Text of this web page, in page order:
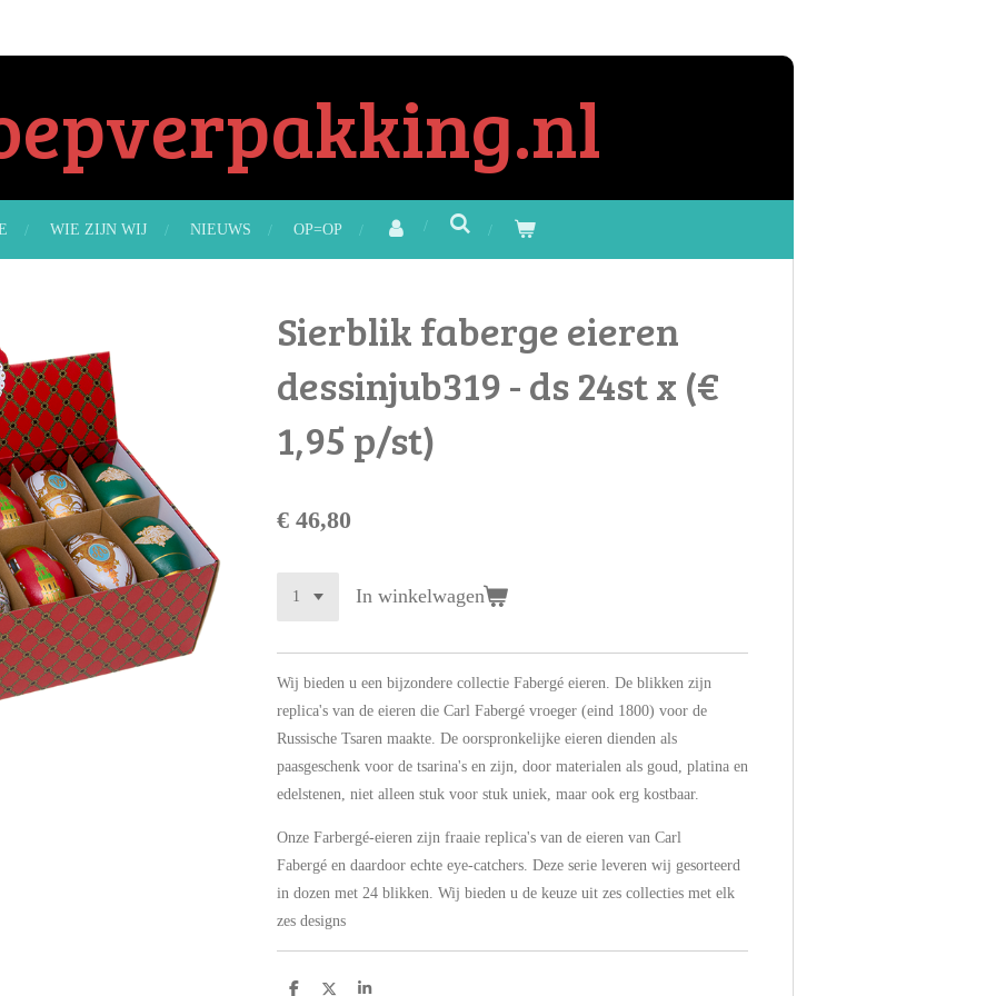
WIE ZIJN WIJ NIEUWS OP=OP
Sierblik faberge eieren
dessinjub319 - ds 24st x (€
1,95 p/st)
€ 46,80
In winkelwagen
Wij bieden u een bijzondere collectie Fabergé eieren. De blikken zijn
replica's van de eieren die Carl Fabergé vroeger (eind 1800) voor de
Russische Tsaren maakte. De oorspronkelijke eieren dienden als
paasgeschenk voor de tsarina's en zijn, door materialen als goud, platina en
edelstenen, niet alleen stuk voor stuk uniek, maar ook erg kostbaar.
Onze Farbergé-eieren zijn fraaie replica's van de eieren van Carl
Fabergé en daardoor echte eye-catchers. Deze serie leveren wij gesorteerd
in dozen met 24 blikken. Wij bieden u de keuze uit zes collecties met elk
zes designs